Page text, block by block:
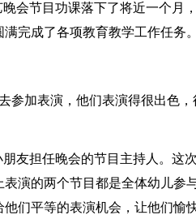
会节目功课落下了将近一个月
完成了各项教育教学工作任务。
参加表演，他们表演得很出色，
友担任晚会的节目主持人。这
演的两个节目都是全体幼儿参
们平等的表演机会，让他们愉